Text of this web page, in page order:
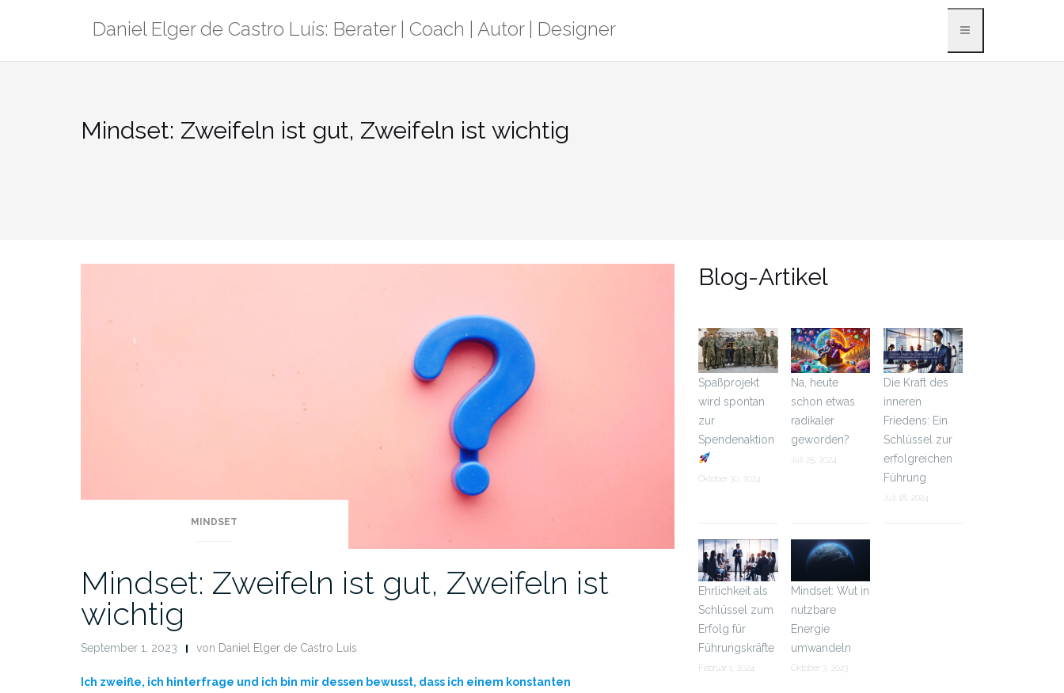
Daniel Elger de Castro Luís: Berater | Coach | Autor | Designer
Mindset: Zweifeln ist gut, Zweifeln ist wichtig
MINDSET
Mindset: Zweifeln ist gut, Zweifeln ist
wichtig
September 1, 2023 von Daniel Elger de Castro Luis
Ich zweifle, ich hinterfrage und ich bin mir dessen bewusst, dass ich einem konstanten
Blog-Artikel
Spaßprojekt
wird spontan
zur
Spendenaktion
Oktober 30, 2024
Na, heute
schon etwas
radikaler
geworden?
Juli 25, 2024
Die Kraft des
inneren
Friedens: Ein
Schlüssel zur
erfolgreichen
Führung
Juli 18, 2024
Ehrlichkeit als
Schlüssel zum
Erfolg für
Führungskräfte
Februar 1, 2024
Mindset: Wut in
nutzbare
Energie
umwandeln
Oktober 3, 2023